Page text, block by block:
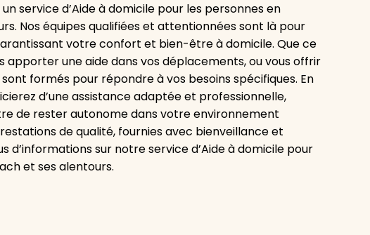
service d’Aide à domicile pour les personnes en
Nos équipes qualifiées et attentionnées sont là pour
votre confort et bien-être à domicile. Que ce
une aide dans vos déplacements, ou vous offrir
formés pour répondre à vos besoins spécifiques. En
d’une assistance adaptée et professionnelle,
de rester autonome dans votre environnement
de qualité, fournies avec bienveillance et
d’informations sur notre service d’Aide à domicile pour
et ses alentours.